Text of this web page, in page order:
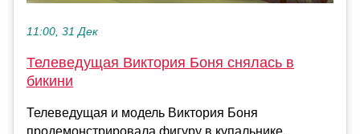
11:00, 31 Дек
Телеведущая Виктория Боня снялась в
бикини
Телеведущая и модель Виктория Боня
продемонстрировала фигуру в купальнике.